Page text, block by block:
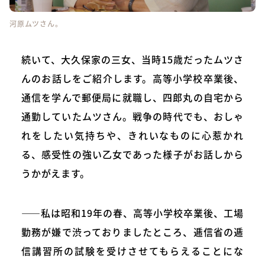
河原ムツさん。
続いて、大久保家の三女、当時15歳だったムツさ
んのお話しをご紹介します。高等小学校卒業後、
通信を学んで郵便局に就職し、四郎丸の自宅から
通勤していたムツさん。戦争の時代でも、おしゃ
れをしたい気持ちや、きれいなものに心惹かれ
る、感受性の強い乙女であった様子がお話しから
うかがえます。
――私は昭和19年の春、高等小学校卒業後、工場
勤務が嫌で渋っておりましたところ、逓信省の逓
信講習所の試験を受けさせてもらえることにな